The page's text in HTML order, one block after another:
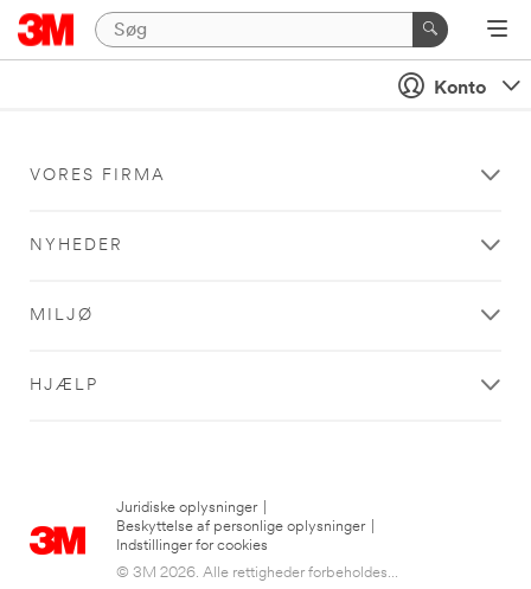
Konto
VORES FIRMA
NYHEDER
MILJØ
HJÆLP
Juridiske oplysninger
Beskyttelse af personlige oplysninger
Indstillinger for cookies
© 3M 2026. Alle rettigheder forbeholdes...